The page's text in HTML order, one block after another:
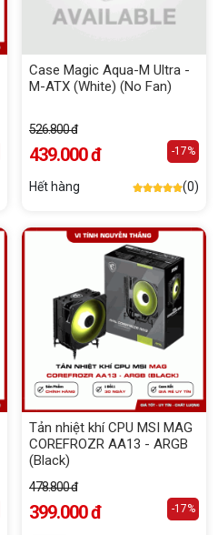
Case Magic Aqua-M Ultra -
M-ATX (White) (No Fan)
526.800 đ
439.000 đ -17%
Hết hàng (0)
Tản nhiệt khí CPU MSI MAG
COREFROZR AA13 - ARGB
(Black)
478.800 đ
399.000 đ -17%